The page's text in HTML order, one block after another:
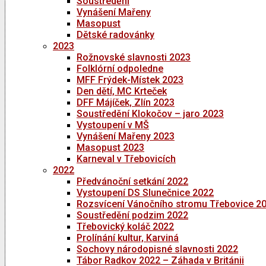
Vynášení Mařeny
Masopust
Dětské radovánky
2023
Rožnovské slavnosti 2023
Folklórní odpoledne
MFF Frýdek-Místek 2023
Den dětí, MC Krteček
DFF Májíček, Zlín 2023
Soustředění Klokočov – jaro 2023
Vystoupení v MŠ
Vynášení Mařeny 2023
Masopust 2023
Karneval v Třebovicích
2022
Předvánoční setkání 2022
Vystoupení DS Slunečnice 2022
Rozsvícení Vánočního stromu Třebovice
Soustředění podzim 2022
Třebovický koláč 2022
Prolínání kultur, Karviná
Sochovy národopisné slavnosti 2022
Tábor Radkov 2022 – Záhada v Británii